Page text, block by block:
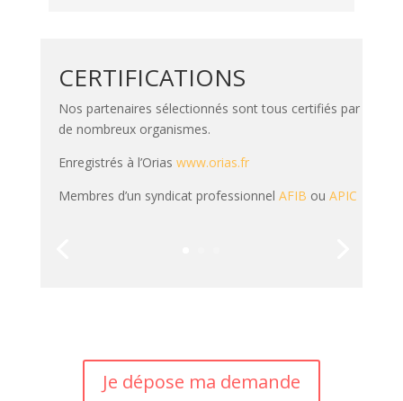
CERTIFICATIONS
Nos partenaires sélectionnés sont tous certifiés par
de nombreux organismes.
Enregistrés à l’Orias www.orias.fr
Membres d’un syndicat professionnel AFIB ou APIC
Je dépose ma demande